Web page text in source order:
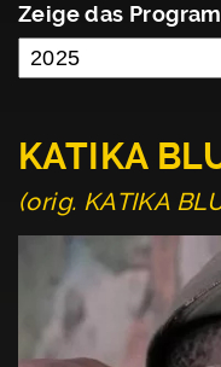
Zeige das
KATIKA
(orig. KATIKA